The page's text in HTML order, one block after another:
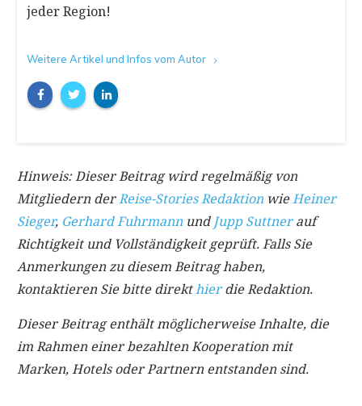
jeder Region!
Weitere Artikel und Infos vom Autor
Hinweis: Dieser Beitrag wird regelmäßig von
Mitgliedern derReise-Stories Redaktion wieHeiner
Sieger, Gerhard Fuhrmann und Jupp Suttnerauf
Richtigkeit und Vollständigkeit geprüft. Falls Sie
Anmerkungen zu diesem Beitrag haben,
kontaktieren Sie bitte direkthierdie Redaktion.
Dieser Beitrag enthält möglicherweise Inhalte, die
im Rahmen einer bezahlten Kooperation mit
Marken, Hotels oder Partnern entstanden sind.